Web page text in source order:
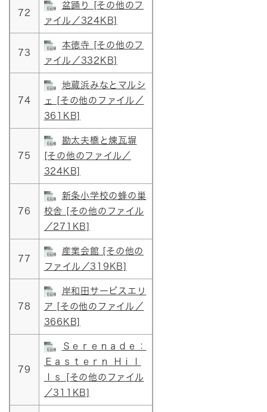
72
盆踊り [その他のフ
ァイル／324KB]
73
本徳寺 [その他のフ
ァイル／332KB]
74
地蔵浜みなとマルシ
ェ [その他のファイル／
361KB]
75
勘太夫橋と煉瓦塀
[その他のファイル／
324KB]
76
新条小学校の蜂の巣
校舎 [その他のファイル
／271KB]
77
産業会館 [その他の
ファイル／319KB]
78
岸和田サービスエリ
ア [その他のファイル／
366KB]
79
Ｓｅｒｅｎａｄｅ：
Ｅａｓｔｅｒｎ Ｈｉｌ
ｌｓ [その他のファイル
／311KB]